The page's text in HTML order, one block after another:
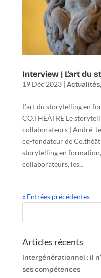
Interview | L’art du
19 Déc 2023| Actualités,
L’art du storytelling en
CO.THÉÂTRE Le
collaborateurs | André-
co-fondateur de
storytelling en
collaborateurs, les...
« Entrées précédentes
Articles récents
Intergénérationnel : il
ses compétences